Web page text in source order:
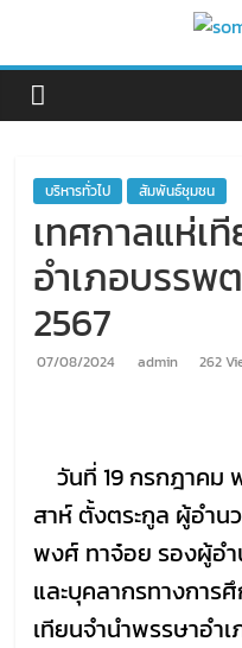
content
บริหารทั่วไป สัมพันธ์ชุมชน
เทศกาลแห่เ
อำเภอบรรพ
2567
07/08/2024 admin 262
วันที่ 19 กรกฎาคม
สาห์ตั้งตระกูล ผู้อำน
พงศ์ ทาจ๋อย รองผู้อ
และบุคลากรทางการ
เทียนจำนำพรรษาอำ